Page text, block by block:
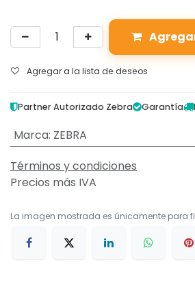
Agregar a la lista de deseos
Partner Autorizado Zebra Garantía
Marca: ZEBRA
Términos y condiciones
Precios más IVA
La imagen mostrada es únicamente para